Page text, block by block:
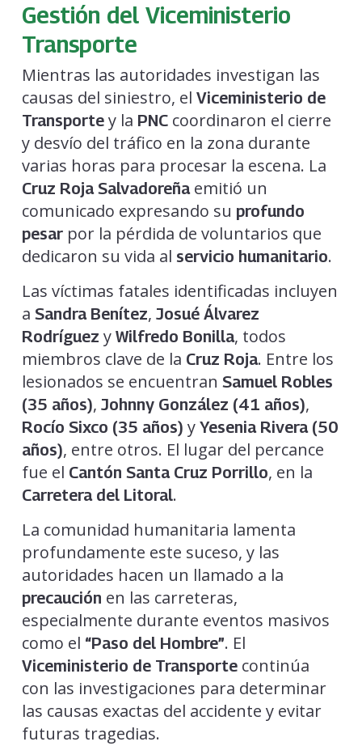
Gestión del Viceministerio
Transporte
Mientras las autoridades investigan las
causas del siniestro, el Viceministerio de
Transportey la PNCcoordinaron el cierre
y desvío del tráfico en la zona durante
varias horas para procesar la escena. La
Cruz Roja Salvadoreñaemitió un
comunicado expresando su profundo
pesarpor la pérdida de voluntarios que
dedicaron su vida al servicio humanitario.
Las víctimas fatales identificadas incluyen
a Sandra Benítez, Josué Álvarez
Rodríguez y Wilfredo Bonilla, todos
miembros clave de la Cruz Roja. Entre los
lesionados se encuentran Samuel Robles
(35 años), Johnny González (41 años),
Rocío Sixco (35 años) y Yesenia Rivera (50
años), entre otros. El lugar del percance
fue el Cantón Santa Cruz Porrillo, en la
Carretera del Litoral.
La comunidad humanitaria lamenta
profundamente este suceso, y las
autoridades hacen un llamado a la
precaución en las carreteras,
especialmente durante eventos masivos
como el “Paso del Hombre”. El
Viceministerio de Transportecontinúa
con las investigaciones para determinar
las causas exactas del accidente y evitar
futuras tragedias.